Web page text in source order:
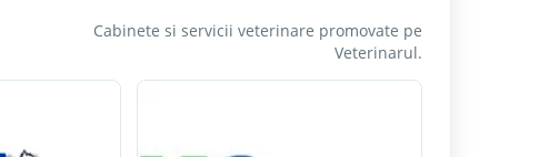
Cabinete si servicii veterinare promovate pe
Veterinarul.